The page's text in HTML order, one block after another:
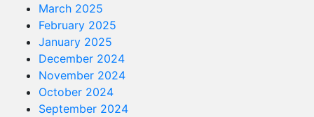
March 2025
February 2025
January 2025
December 2024
November 2024
October 2024
September 2024